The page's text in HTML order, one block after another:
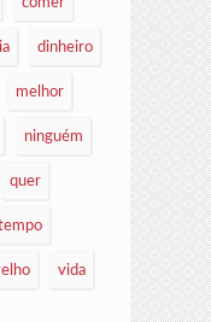
dinheiro
melhor
ninguém
quer
vida